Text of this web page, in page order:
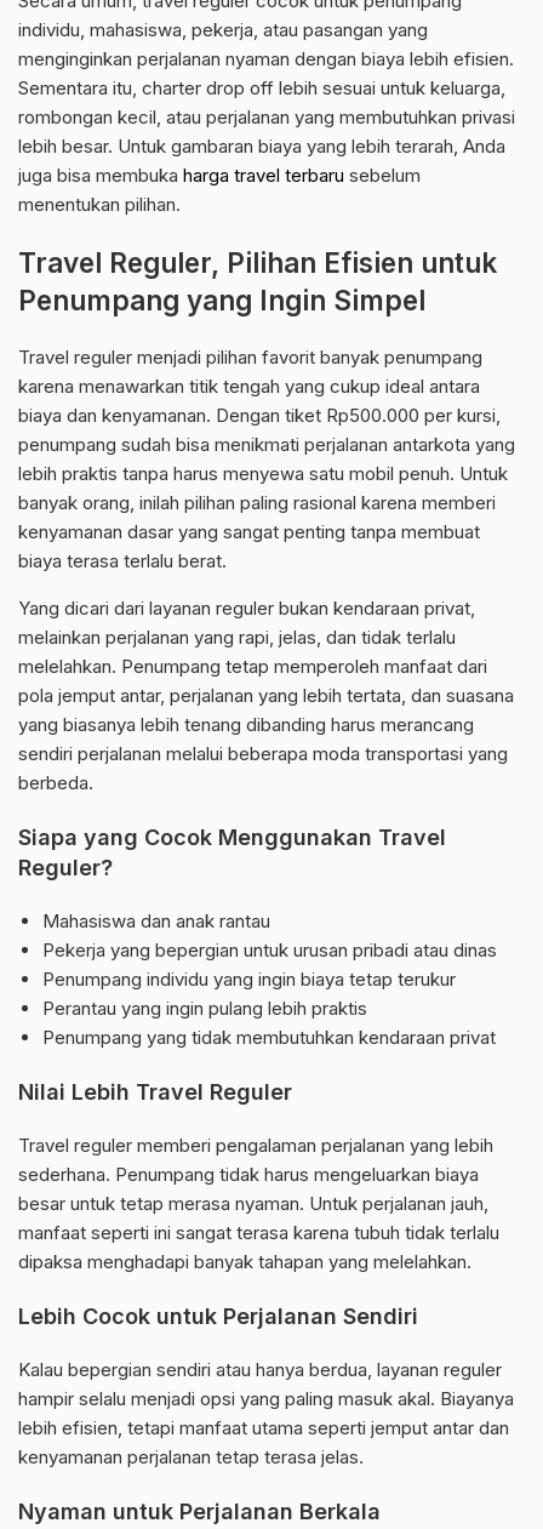
individu, mahasiswa, pekerja, atau pasangan yang
menginginkan perjalanan nyaman dengan biaya lebih efisien.
Sementara itu, charter drop off lebih sesuai untuk keluarga,
rombongan kecil, atau perjalanan yang membutuhkan privasi
lebih besar. Untuk gambaran biaya yang lebih terarah, Anda
juga bisa membuka harga travel terbaru sebelum
menentukan pilihan.
Travel Reguler, Pilihan Efisien untuk
Penumpang yang Ingin Simpel
Travel reguler menjadi pilihan favorit banyak penumpang
karena menawarkan titik tengah yang cukup ideal antara
biaya dan kenyamanan. Dengan tiket Rp500.000 per kursi,
penumpang sudah bisa menikmati perjalanan antarkota yang
lebih praktis tanpa harus menyewa satu mobil penuh. Untuk
banyak orang, inilah pilihan paling rasional karena memberi
kenyamanan dasar yang sangat penting tanpa membuat
biaya terasa terlalu berat.
Yang dicari dari layanan reguler bukan kendaraan privat,
melainkan perjalanan yang rapi, jelas, dan tidak terlalu
melelahkan. Penumpang tetap memperoleh manfaat dari
pola jemput antar, perjalanan yang lebih tertata, dan suasana
yang biasanya lebih tenang dibanding harus merancang
sendiri perjalanan melalui beberapa moda transportasi yang
berbeda.
Siapa yang Cocok Menggunakan Travel
Reguler?
Mahasiswa dan anak rantau
Pekerja yang bepergian untuk urusan pribadi atau dinas
Penumpang individu yang ingin biaya tetap terukur
Perantau yang ingin pulang lebih praktis
Penumpang yang tidak membutuhkan kendaraan privat
Nilai Lebih Travel Reguler
Travel reguler memberi pengalaman perjalanan yang lebih
sederhana. Penumpang tidak harus mengeluarkan biaya
besar untuk tetap merasa nyaman. Untuk perjalanan jauh,
manfaat seperti ini sangat terasa karena tubuh tidak terlalu
dipaksa menghadapi banyak tahapan yang melelahkan.
Lebih Cocok untuk Perjalanan Sendiri
Kalau bepergian sendiri atau hanya berdua, layanan reguler
hampir selalu menjadi opsi yang paling masuk akal. Biayanya
lebih efisien, tetapi manfaat utama seperti jemput antar dan
kenyamanan perjalanan tetap terasa jelas.
Nyaman untuk Perjalanan Berkala